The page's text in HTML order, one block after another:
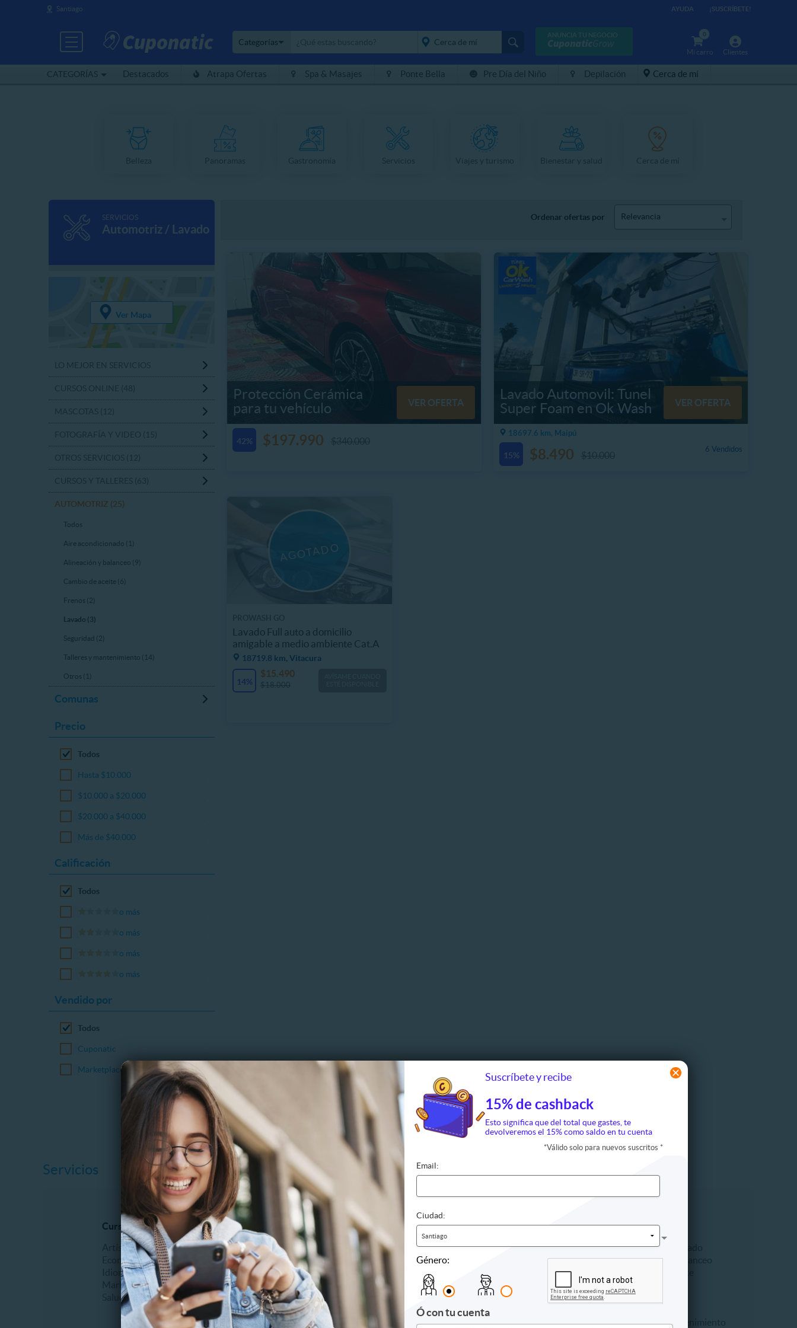
Santiago AYUDA ¡SUSCRÍBETE!
CATEGORÍAS
ANUNCIA TU NEGOCIO
Clientes
Categorías
0
Mi carro
Destacados Atrapa Ofertas Spa & Masajes Ponte Bella Pre Día del Niño Depilación Cerca de mí
Suscríbete y recibe
15% de cashback
Esto significa que del total que gastes, te
devolveremos el 15% como saldo en tu cuenta
*Válido solo para nuevos suscritos *
Email:
Ciudad:
Santiago
Género:
Ó con tu cuenta
SERVICIOS
Automotriz / Lavado
Ver Mapa
AUTOMOTRIZ (25)
Todos
Aire acondicionado (1)
Alineación y balanceo (9)
Cambio de aceite (6)
Frenos (2)
Lavado (3)
Seguridad (2)
Talleres y mantenimiento (14)
Otros (1)
Comunas
Precio
Todos
Hasta $10.000
$10.000 a $20.000
$20.000 a $40.000
Más de $40.000
Calificación
Todos
o más
o más
o más
o más
Vendido por
Todos
Cuponatic
Marketplace
Ordenar ofertas por Relevancia
Protección Cerámica
para tu vehículo
VER OFERTA
42% $197.990
Lavado Automovil: Tunel
Super Foam en Ok Wash
VER OFERTA
18697.6 km, Maipú
15%
6 Vendidos
$8.490
Lavado Full auto a domicilio
amigable a medio ambiente Cat.A
18719.8 km, Vitacura
14%
$15.490
Servicios
Cursos online
Artísticos
Economía
Idiomas
Marketing
Salud
Mascotas
Veterinaria
Fotografía y video
Grabación de videos
Impresión de fotos
Sesión fotográfica
Álbumes y photobook
Otros
Cursos y talleres
Alimentación
Fotografía
Gestión empresarial
Idiomas
Automotriz
Aire acondicionado
Alineación y balanceo
Frenos
Lavado
Talleres y mantenimiento